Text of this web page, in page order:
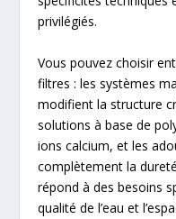
privilégiés.
Vous pouvez choisir
filtres : les systèmes
modifient la structure
solutions à base de
ions calcium, et les
complètement la
répond à des besoins
qualité de l’eau et